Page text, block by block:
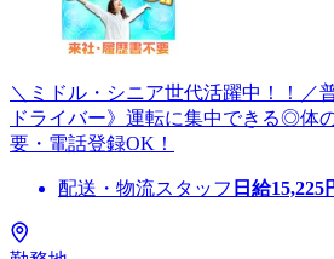
＼ミドル・シニア世代活躍中！！／
ドライバー》運転に集中できる◎体
要・電話登録OK！
配送・物流スタッフ 日給15,225